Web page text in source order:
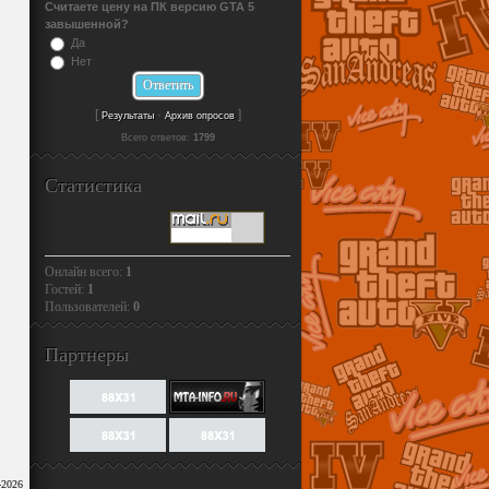
Считаете цену на ПК версию GTA 5
завышенной?
Да
Нет
[ Результаты· Архив опросов]
Всего ответов: 1799
Статистика
Онлайн всего: 1
Гостей: 1
Пользователей: 0
Партнеры